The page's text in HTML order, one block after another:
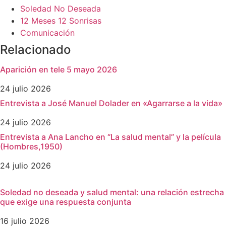
Soledad No Deseada
12 Meses 12 Sonrisas
Comunicación
Relacionado
Aparición en tele 5 mayo 2026
24 julio 2026
Entrevista a José Manuel Dolader en «Agarrarse a la vida»
24 julio 2026
Entrevista a Ana Lancho en “La salud mental” y la película
(Hombres,1950)
24 julio 2026
Soledad no deseada y salud mental: una relación estrecha
que exige una respuesta conjunta
16 julio 2026